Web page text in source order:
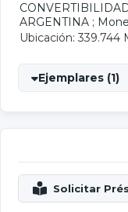
ARGENTINA ;
Ubicación: 339.744
Ejemplares (1)